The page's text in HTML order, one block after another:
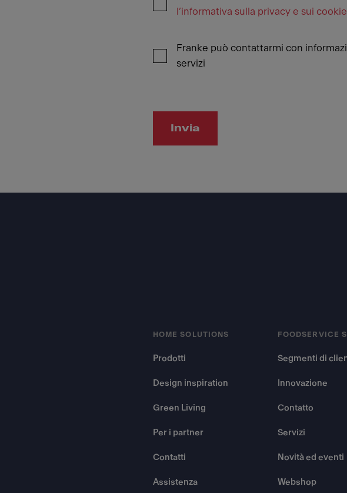
l’informativa sulla privacy e sui cookie
Franke può contattarmi con
servizi
Invia
HOME SOLUTIONS
Prodotti
Design inspiration
Green Living
Per i partner
Contatti
Assistenza
FOODSERVICE
Segmenti di
Innovazione
Contatto
Servizi
Novità ed eventi
Webshop